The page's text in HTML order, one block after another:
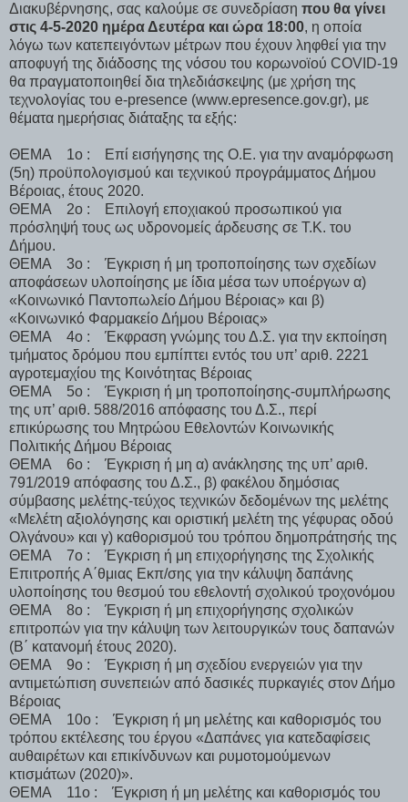
Διακυβέρνησης, σας καλούμε σε συνεδρίαση που θα γίνει
στις 4-5-2020 ημέρα Δευτέρα και ώρα 18:00, η οποία
λόγω των κατεπειγόντων μέτρων που έχουν ληφθεί για την
αποφυγή της διάδοσης της νόσου του κορωνοϊού COVID-19
θα πραγματοποιηθεί δια τηλεδιάσκεψης (με χρήση της
τεχνολογίας του e-presence (www.epresence.gov.gr), με
θέματα ημερήσιας διάταξης τα εξής:
ΘΕΜΑ 1ο : Επί εισήγησης της Ο.Ε. για την αναμόρφωση
(5η) προϋπολογισμού και τεχνικού προγράμματος Δήμου
Βέροιας, έτους 2020.
ΘΕΜΑ 2ο : Επιλογή εποχιακού προσωπικού για
πρόσληψή τους ως υδρονομείς άρδευσης σε Τ.Κ. του
Δήμου.
ΘΕΜΑ 3ο : Έγκριση ή μη τροποποίησης των σχεδίων
αποφάσεων υλοποίησης με ίδια μέσα των υποέργων α)
«Κοινωνικό Παντοπωλείο Δήμου Βέροιας» και β)
«Κοινωνικό Φαρμακείο Δήμου Βέροιας»
ΘΕΜΑ 4ο : Έκφραση γνώμης του Δ.Σ. για την εκποίηση
τμήματος δρόμου που εμπίπτει εντός του υπ’ αριθ. 2221
αγροτεμαχίου της Κοινότητας Βέροιας
ΘΕΜΑ 5ο : Έγκριση ή μη τροποποίησης-συμπλήρωσης
της υπ’ αριθ. 588/2016 απόφασης του Δ.Σ., περί
επικύρωσης του Μητρώου Εθελοντών Κοινωνικής
Πολιτικής Δήμου Βέροιας
ΘΕΜΑ 6ο : Έγκριση ή μη α) ανάκλησης της υπ’ αριθ.
791/2019 απόφασης του Δ.Σ., β) φακέλου δημόσιας
σύμβασης μελέτης-τεύχος τεχνικών δεδομένων της μελέτης
«Μελέτη αξιολόγησης και οριστική μελέτη της γέφυρας οδού
Ολγάνου» και γ) καθορισμού του τρόπου δημοπράτησής της
ΘΕΜΑ 7ο : Έγκριση ή μη επιχορήγησης της Σχολικής
Επιτροπής Α΄θμιας Εκπ/σης για την κάλυψη δαπάνης
υλοποίησης του θεσμού του εθελοντή σχολικού τροχονόμου
ΘΕΜΑ 8ο : Έγκριση ή μη επιχορήγησης σχολικών
επιτροπών για την κάλυψη των λειτουργικών τους δαπανών
(Β΄ κατανομή έτους 2020).
ΘΕΜΑ 9ο : Έγκριση ή μη σχεδίου ενεργειών για την
αντιμετώπιση συνεπειών από δασικές πυρκαγιές στον Δήμο
Βέροιας
ΘΕΜΑ 10ο : Έγκριση ή μη μελέτης και καθορισμός του
τρόπου εκτέλεσης του έργου «Δαπάνες για κατεδαφίσεις
αυθαιρέτων και επικίνδυνων και ρυμοτομούμενων
κτισμάτων (2020)».
ΘΕΜΑ 11ο : Έγκριση ή μη μελέτης και καθορισμός του